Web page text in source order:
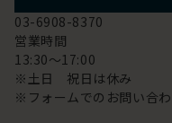
03-6908-8370
営業時間
13:30～17:00
※土日 祝日は休み
※フォームでのお問い合